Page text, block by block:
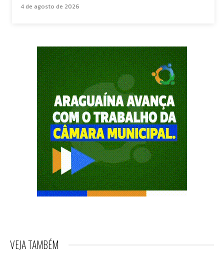
4 de agosto de 2026
VEJA TAMBÉM